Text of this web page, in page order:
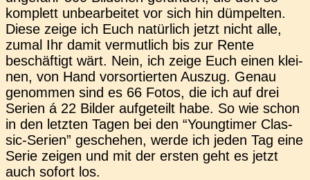
kom­plett unbe­ar­bei­tet vor sich hin düm­pel­ten.
Diese zeige ich Euch natür­lich jetzt nicht alle,
zumal Ihr damit ver­mut­lich bis zur Rente
beschäf­tigt wärt. Nein, ich zeige Euch einen klei­
nen, von Hand vor­sor­tier­ten Auszug. Genau
genom­men sind es 66 Fotos, die ich auf drei
Serien á 22 Bilder auf­ge­teilt habe. So wie schon
in den letz­ten Tagen bei den “Young­timer Clas­­
sic-Serien” gesche­hen, werde ich jeden Tag eine
Serie zeigen und mit der ersten geht es jetzt
auch sofort los.